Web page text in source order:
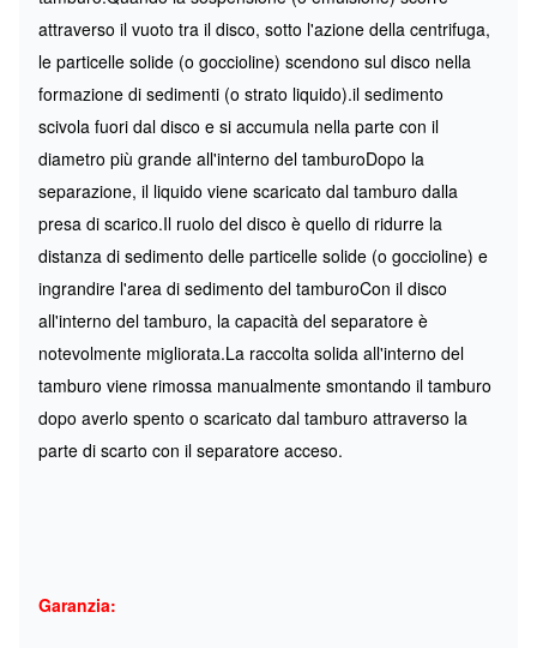
attraverso il vuoto tra il disco, sotto l'azione della centrifuga,
le particelle solide (o goccioline) scendono sul disco nella
formazione di sedimenti (o strato liquido).il sedimento
scivola fuori dal disco e si accumula nella parte con il
diametro più grande all'interno del tamburoDopo la
separazione, il liquido viene scaricato dal tamburo dalla
presa di scarico.Il ruolo del disco è quello di ridurre la
distanza di sedimento delle particelle solide (o goccioline) e
ingrandire l'area di sedimento del tamburoCon il disco
all'interno del tamburo, la capacità del separatore è
notevolmente migliorata.La raccolta solida all'interno del
tamburo viene rimossa manualmente smontando il tamburo
dopo averlo spento o scaricato dal tamburo attraverso la
parte di scarto con il separatore acceso.
Garanzia: